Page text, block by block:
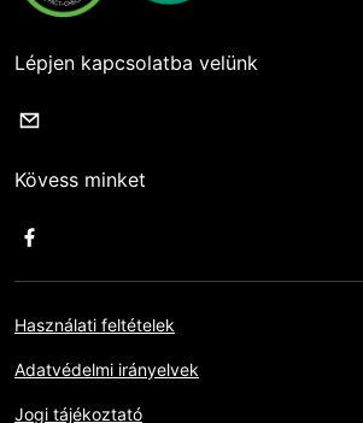
Lépjen kapcsolatba velünk
Kövess minket
Használati feltételek
Adatvédelmi irányelvek
Jogi tájékoztató